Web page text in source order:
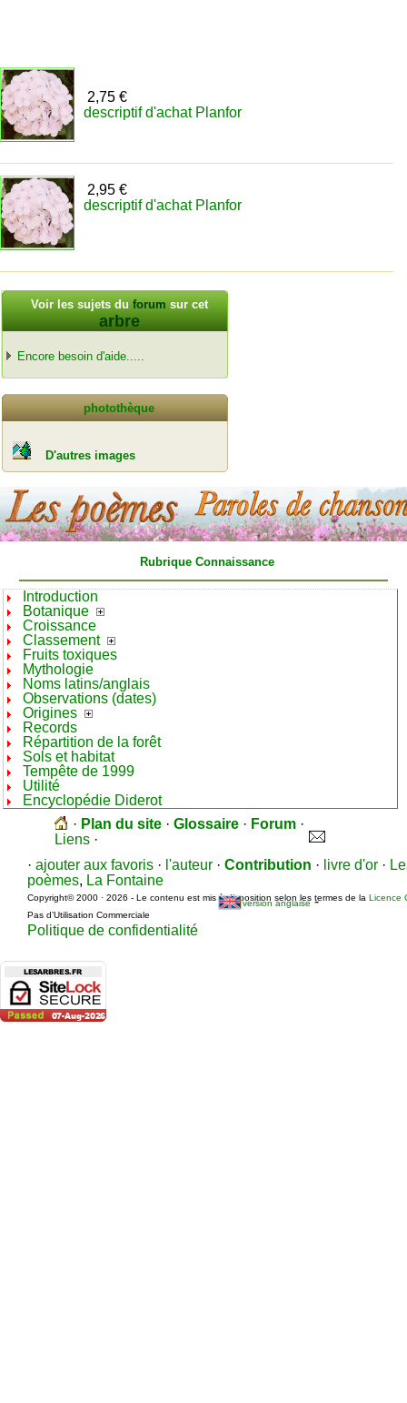
2,75 €
descriptif d'achat Planfor
2,95 €
descriptif d'achat Planfor
Voir les sujets du forum sur cet
arbre
Encore besoin d'aide.....
photothèque
D'autres images
Rubrique Connaissance
Introduction
Botanique
Croissance
Classement
Fruits toxiques
Mythologie
Noms latins/anglais
Observations (dates)
Origines
Records
Répartition de la forêt
Sols et habitat
Tempête de 1999
Utilité
Encyclopédie Diderot
· Plan du site · Glossaire · Forum ·
Liens ·
· ajouter aux favoris · l'auteur · Contribution · livre d'or ·
poèmes, La Fontaine
Copyright© 2000 · 2026 - Le contenu est mis à disposition selon les termes de la Licence
Pas d’Utilisation Commerciale
Politique de confidentialité
version anglaise-